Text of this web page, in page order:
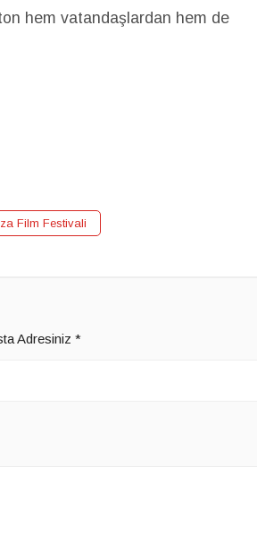
hem vatandaşlardan hem de
Film Festivali
Adresiniz *